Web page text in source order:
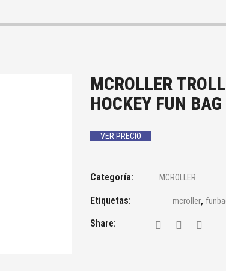
MCROLLER
HOCKEY FUN BAG
VER PRECIO
Categoría: MCROLLER
Etiquetas: mcroller,
Share: